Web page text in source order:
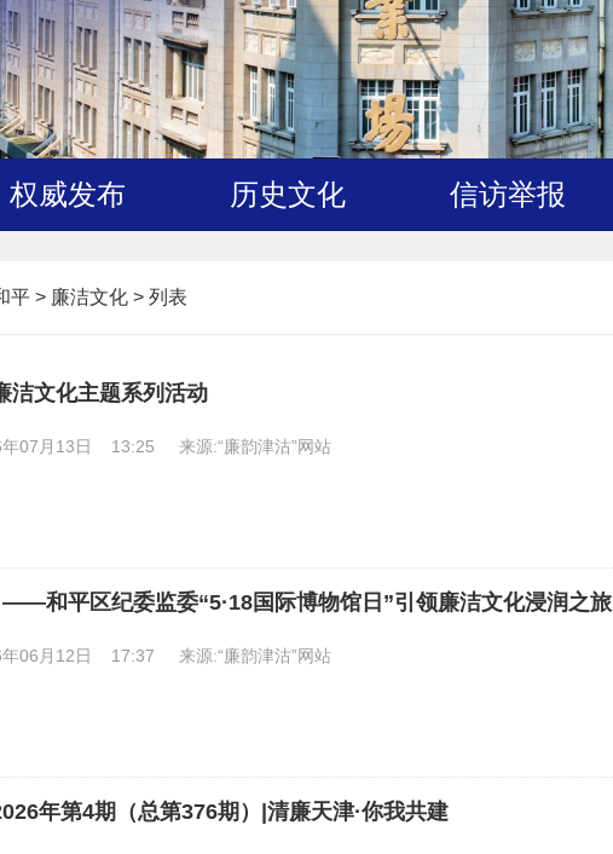
权威发布 历史文化 信访举报
平 > 廉洁文化 > 列表
洁文化主题系列活动
年07月13日 13:25 来源:“廉韵津沽”网站
和平区纪委监委“5·18国际博物馆日”引领廉洁文化浸润之旅
年06月12日 17:37 来源:“廉韵津沽”网站
年第4期（总第376期）|清廉天津·你我共建